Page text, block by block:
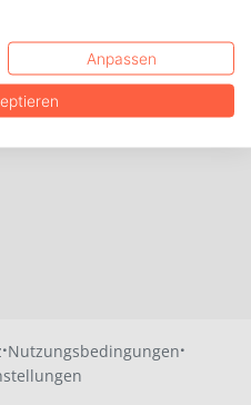
·Nutzungsbedingungen·
Anpassen